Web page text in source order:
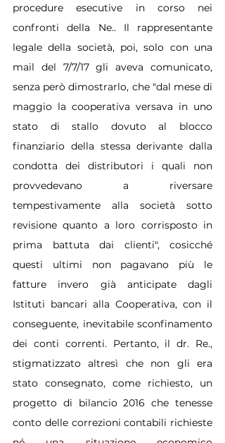
procedure esecutive in corso nei
confronti della Ne.. Il rappresentante
legale della società, poi, solo con una
mail del 7/7/17 gli aveva comunicato,
senza però dimostrarlo, che "dal mese di
maggio la cooperativa versava in uno
stato di stallo dovuto al blocco
finanziario della stessa derivante dalla
condotta dei distributori i quali non
provvedevano a riversare
tempestivamente alla società sotto
revisione quanto a loro corrisposto in
prima battuta dai clienti", cosicché
questi ultimi non pagavano più le
fatture invero già anticipate dagli
Istituti bancari alla Cooperativa, con il
conseguente, inevitabile sconfinamento
dei conti correnti. Pertanto, il dr. Re.,
stigmatizzato altresì che non gli era
stato consegnato, come richiesto, un
progetto di bilancio 2016 che tenesse
conto delle correzioni contabili richieste